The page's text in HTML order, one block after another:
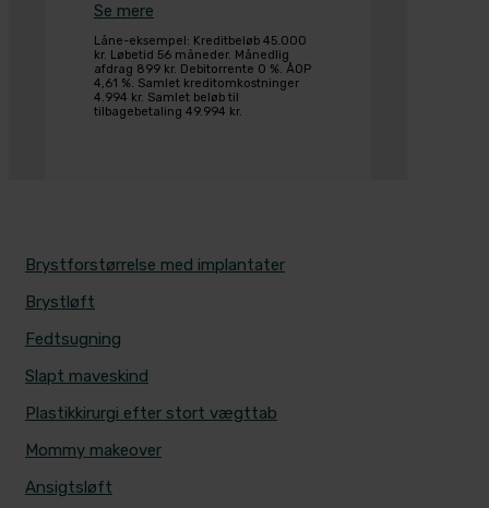
Se mere
Låne-eksempel: Kreditbeløb 45.000
kr. Løbetid 56 måneder. Månedlig
afdrag 899 kr. Debitorrente 0 %. ÅOP
4,61 %. Samlet kreditomkostninger
4.994 kr. Samlet beløb til
tilbagebetaling 49.994 kr.
Brystforstørrelse med implantater
Brystløft
Fedtsugning
Slapt maveskind
Plastikkirurgi efter stort vægttab
Mommy makeover
Ansigtsløft